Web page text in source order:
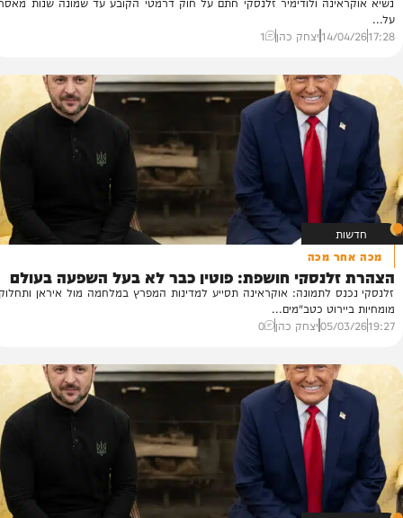
ולודימיר זלנסקי חתם על חוק דרמטי הקובע עד שמונה שנות מאסר
יצחק כהן 1
חושפת: פוטין כבר לא בעל השפעה בעולם
לתמונה: אוקראינה תסייע למדינות המפרץ במלחמה מול איראן ותחלוק
כטב"מים...
יצחק כהן 0